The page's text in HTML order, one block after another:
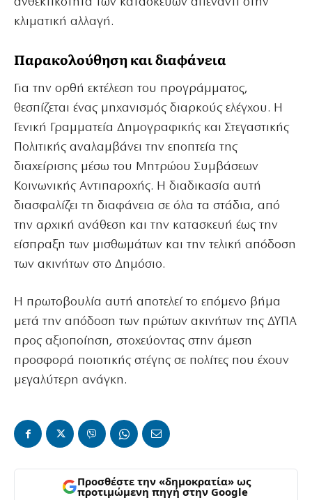
ανθεκτικότητα των κατασκευών απέναντι στην
κλιματική αλλαγή.
Παρακολούθηση και διαφάνεια
Για την ορθή εκτέλεση του προγράμματος,
θεσπίζεται ένας μηχανισμός διαρκούς ελέγχου. Η
Γενική Γραμματεία Δημογραφικής και Στεγαστικής
Πολιτικής αναλαμβάνει την εποπτεία της
διαχείρισης μέσω του Μητρώου Συμβάσεων
Κοινωνικής Αντιπαροχής. Η διαδικασία αυτή
διασφαλίζει τη διαφάνεια σε όλα τα στάδια, από
την αρχική ανάθεση και την κατασκευή έως την
είσπραξη των μισθωμάτων και την τελική απόδοση
των ακινήτων στο Δημόσιο.
Η πρωτοβουλία αυτή αποτελεί το επόμενο βήμα
μετά την απόδοση των πρώτων ακινήτων της ΔΥΠΑ
προς αξιοποίηση, στοχεύοντας στην άμεση
προσφορά ποιοτικής στέγης σε πολίτες που έχουν
μεγαλύτερη ανάγκη.
Προσθέστε την «δημοκρατία» ως
προτιμώμενη πηγή στην Google